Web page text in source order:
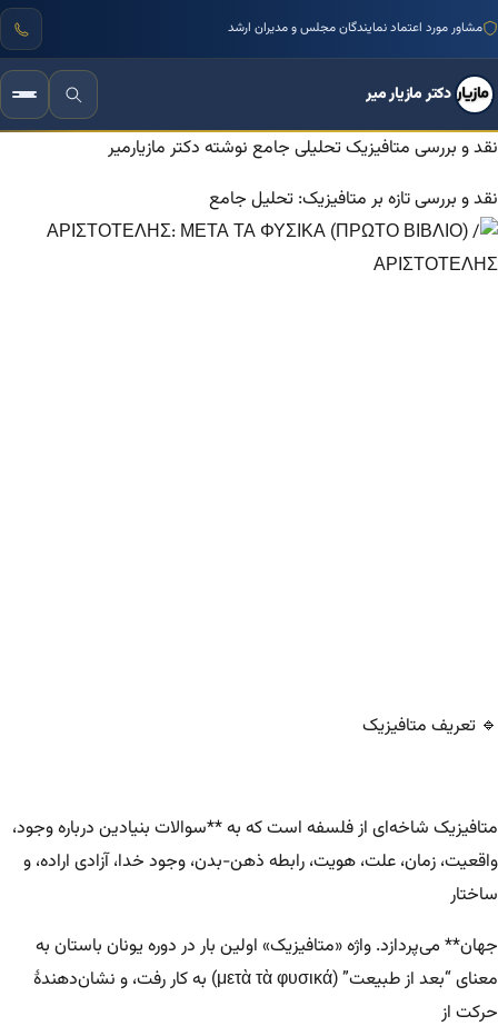
مشاور مورد اعتماد نمایندگان مجلس و مدیران ارشد
دکتر مازیار میر
نقد و بررسی متافیزیک تحلیلی جامع نوشته دکتر مازیارمیر
نقد و بررسی تازه بر متافیزیک: تحلیل جامع
🔹 تعریف متافیزیک
متافیزیک شاخه‌ای از فلسفه است که به **سوالات بنیادین درباره وجود،
واقعیت، زمان، علت، هویت، رابطه ذهن-بدن، وجود خدا، آزادی اراده، و
ساختار
جهان** می‌پردازد. واژه «متافیزیک» اولین بار در دوره یونان باستان به
معنای “بعد از طبیعت” (μετὰ τὰ φυσικά) به کار رفت، و نشان‌دهندهٔ
حرکت از